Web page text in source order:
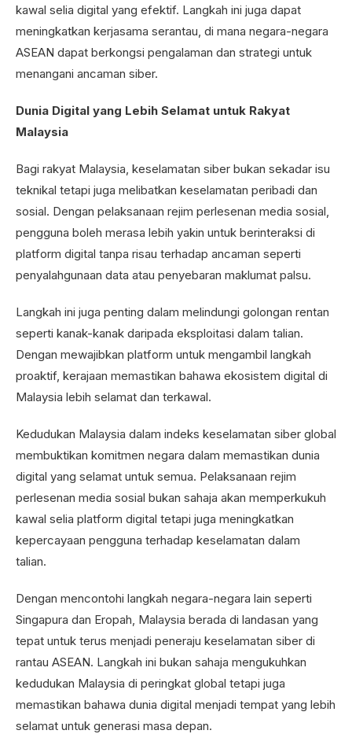
kawal selia digital yang efektif. Langkah ini juga dapat
meningkatkan kerjasama serantau, di mana negara-negara
ASEAN dapat berkongsi pengalaman dan strategi untuk
menangani ancaman siber.
Dunia Digital yang Lebih Selamat untuk Rakyat
Malaysia
Bagi rakyat Malaysia, keselamatan siber bukan sekadar isu
teknikal tetapi juga melibatkan keselamatan peribadi dan
sosial. Dengan pelaksanaan rejim perlesenan media sosial,
pengguna boleh merasa lebih yakin untuk berinteraksi di
platform digital tanpa risau terhadap ancaman seperti
penyalahgunaan data atau penyebaran maklumat palsu.
Langkah ini juga penting dalam melindungi golongan rentan
seperti kanak-kanak daripada eksploitasi dalam talian.
Dengan mewajibkan platform untuk mengambil langkah
proaktif, kerajaan memastikan bahawa ekosistem digital di
Malaysia lebih selamat dan terkawal.
Kedudukan Malaysia dalam indeks keselamatan siber global
membuktikan komitmen negara dalam memastikan dunia
digital yang selamat untuk semua. Pelaksanaan rejim
perlesenan media sosial bukan sahaja akan memperkukuh
kawal selia platform digital tetapi juga meningkatkan
kepercayaan pengguna terhadap keselamatan dalam
talian.
Dengan mencontohi langkah negara-negara lain seperti
Singapura dan Eropah, Malaysia berada di landasan yang
tepat untuk terus menjadi peneraju keselamatan siber di
rantau ASEAN. Langkah ini bukan sahaja mengukuhkan
kedudukan Malaysia di peringkat global tetapi juga
memastikan bahawa dunia digital menjadi tempat yang lebih
selamat untuk generasi masa depan.